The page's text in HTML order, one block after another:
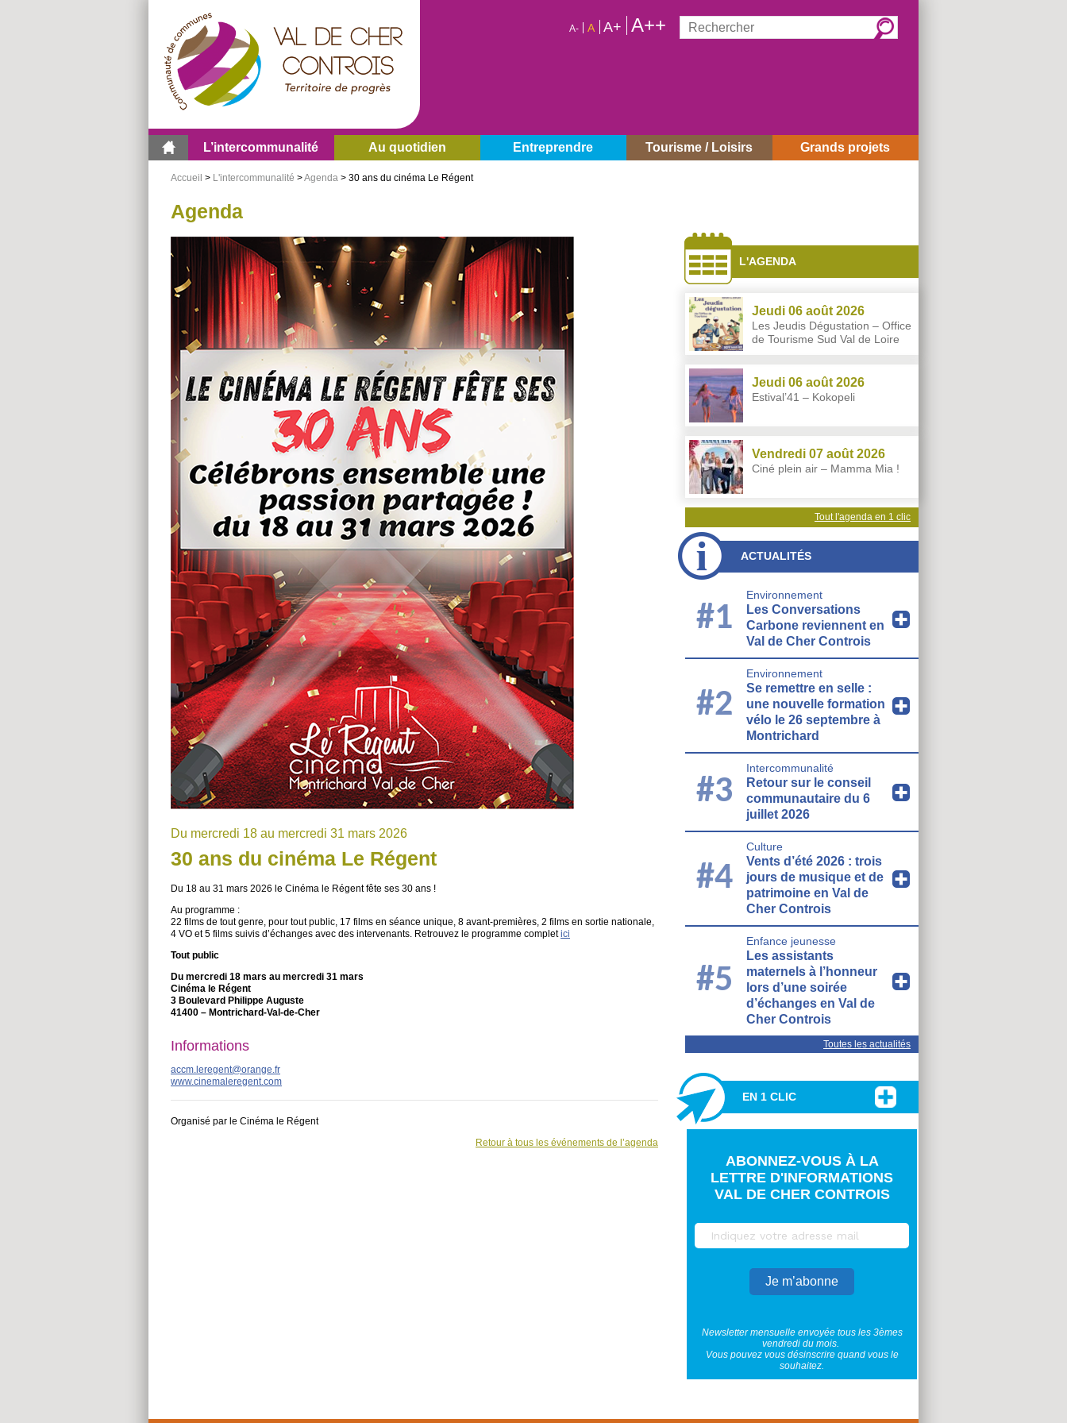
menu
contenu
recherche
Rechercher :
A- A A+ A++
L’intercommunalité Au quotidien Entreprendre Tourisme / Loisirs Grands projets
Accueil > L'intercommunalité >Agenda > 30 ans du cinéma Le Régent
Agenda
Du mercredi 18 au mercredi 31 mars 2026
30 ans du cinéma Le Régent
Du 18 au 31 mars 2026 le Cinéma le Régent fête ses 30 ans !
Au programme :
22 films de tout genre, pour tout public, 17 films en séance unique, 8 avant-premières, 2 films en sortie nationale,
4 VO et 5 films suivis d’échanges avec des intervenants. Retrouvez le programme completici
Tout public
Du mercredi 18 mars au mercredi 31 mars
Cinéma le Régent
3 Boulevard Philippe Auguste
41400 – Montrichard-Val-de-Cher
Informations
accm.leregent@orange.fr
www.cinemaleregent.com
Organisé par le Cinéma le Régent
Retour à tous les événements de l’agenda
côtés
L'AGENDA
Jeudi 06 août 2026
Les Jeudis Dégustation – Office
de Tourisme Sud Val de Loire
Jeudi 06 août 2026
Estival’41 – Kokopeli
Vendredi 07 août 2026
Ciné plein air – Mamma Mia !
Tout l'agenda en 1 clic
ACTUALITÉS
#1
Environnement
Les Conversations
Carbone reviennent en
Val de Cher Controis
#2
Environnement
Se remettre en selle :
une nouvelle formation
vélo le 26 septembre à
Montrichard
#3
Intercommunalité
Retour sur le conseil
communautaire du 6
juillet 2026
#4
Culture
Vents d’été 2026 : trois
jours de musique et de
patrimoine en Val de
Cher Controis
#5
Enfance jeunesse
Les assistants
maternels à l’honneur
lors d’une soirée
d’échanges en Val de
Cher Controis
Toutes les actualités
EN 1 CLIC
ABONNEZ-VOUS À LA
LETTRE D'INFORMATIONS
VAL DE CHER CONTROIS
Newsletter mensuelle envoyée tous les 3èmes
vendredi du mois.
Vous pouvez vous désinscrire quand vous le
souhaitez.